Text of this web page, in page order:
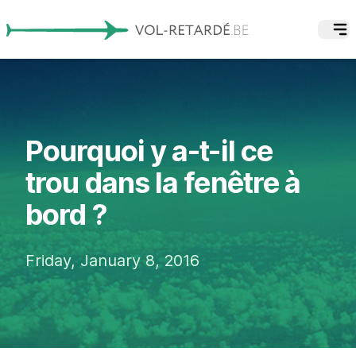
Pourquoi y a-t-il ce
trou dans la fenêtre à
bord ?
Friday, January 8, 2016